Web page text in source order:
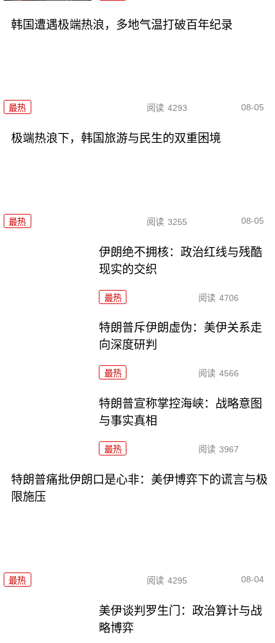
韩国遭遇极端热浪，多地气温打破百年纪录
最热 阅读 4293 08-05
极端热浪下，韩国旅游与民生的双重困境
最热 阅读 3255 08-05
伊朗绝不拥核：政治红线与残酷
现实的交织
最热 阅读 4706
特朗普斥伊朗虚伪：美伊关系走
向深度研判
最热 阅读 4566
特朗普宣称掌控海峡：战略意图
与事实真相
最热 阅读 3967
特朗普痛批伊朗口是心非：美伊博弈下的谎言与极
限施压
最热 阅读 4295 08-04
美伊谈判罗生门：政治算计与战
略博弈